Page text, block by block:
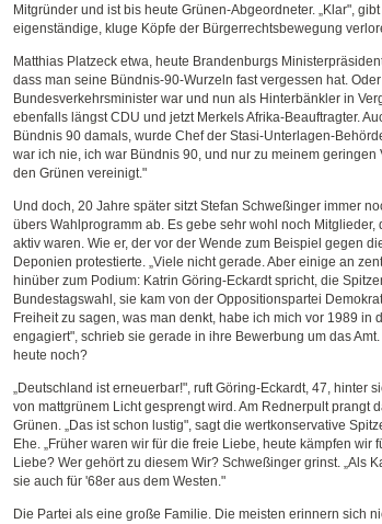
Mitgründer und ist bis heute Grünen-Abgeordneter. „Klar",
eigenständige, kluge Köpfe der Bürgerrechtsbewegung
Matthias Platzeck etwa, heute Brandenburgs
dass man seine Bündnis-90-Wurzeln fast vergessen hat.
Bundesverkehrsminister war und nun als Hinterbänkler in
ebenfalls längst CDU und jetzt Merkels Afrika-Beauftragter.
Bündnis 90 damals, wurde Chef der Stasi-Unterlagen-
war ich nie, ich war Bündnis 90, und nur zu meinem
den Grünen vereinigt."
Und doch, 20 Jahre später sitzt Stefan Schweßinger immer
übers Wahlprogramm ab. Es gebe sehr wohl noch
aktiv waren. Wie er, der vor der Wende zum Beispiel gegen
Deponien protestierte. „Viele nicht gerade. Aber einige an
hinüber zum Podium: Katrin Göring-Eckardt spricht, die
Bundestagswahl, sie kam von der Oppositionspartei
Freiheit zu sagen, was man denkt, habe ich mich vor 1989 in
engagiert", schrieb sie gerade in ihre Bewerbung um das
heute noch?
„Deutschland ist erneuerbar!", ruft Göring-Eckardt, 47, hinter
von mattgrünem Licht gesprengt wird. Am Rednerpult prangt
Grünen. „Das ist schon lustig", sagt die wertkonservative
Ehe. „Früher waren wir für die freie Liebe, heute kämpfen wir
Liebe? Wer gehört zu diesem Wir? Schweßinger grinst. „Als
sie auch für '68er aus dem Westen."
Die Partei als eine große Familie. Die meisten erinnern sich